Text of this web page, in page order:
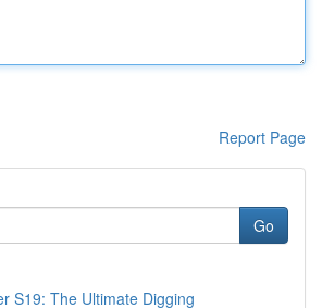
Report Page
Go
S19: The Ultimate Digging